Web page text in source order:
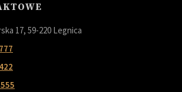
17, 59-220 Legnica